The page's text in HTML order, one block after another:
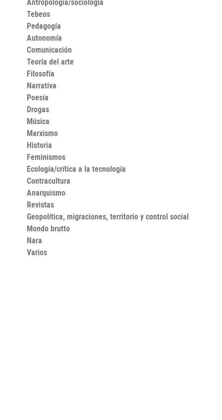
hegemonía cultural y el lugar de la «raza» en los
procesos sociales. Traficantes de Sueños ha publicado
algunos de los principales trabajos que se produjeron
en o alrededor del CCCS. Es el caso, además del
presente volumen, de las obras colectivas Gobernar la
crisis. Los atracos, el Estado y «la ley y el orden» (2023)
y Rituales de resistencia. Subculturas juveniles en la
Gran Breta
Tebeos
Pedagogía
Autonomía
Comunicación
Teoría del arte
Filosofía
Narrativa
Poesía
Drogas
Música
Marxismo
Historia
Feminismos
Ecología/crítica a la tecnología
Contracultura
Anarquismo
Revistas
Geopolítica, migraciones, territorio y control social
Mondo brutto
Nara
Varios